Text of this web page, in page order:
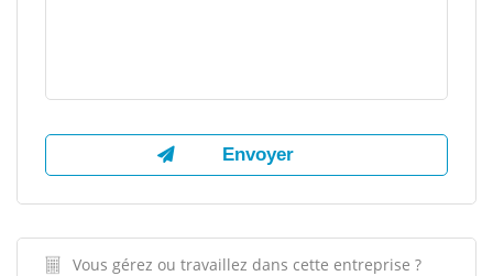
Vous gérez ou travaillez dans cette entreprise ?